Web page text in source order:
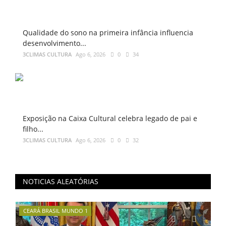
Qualidade do sono na primeira infância influencia
desenvolvimento...
3CLIMAS CULTURA Ago 6, 2026 0 34
Exposição na Caixa Cultural celebra legado de pai e
filho...
3CLIMAS CULTURA Ago 6, 2026 0 32
NOTICIAS ALEATÓRIAS
CEARÁ BRASIL MUNDO 1